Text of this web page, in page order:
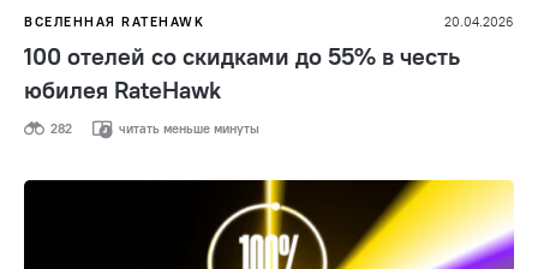
ВСЕЛЕННАЯ RATEHAWK 20.04.2026
100 отелей со скидками до 55% в честь
юбилея RateHawk
282 читать меньше минуты